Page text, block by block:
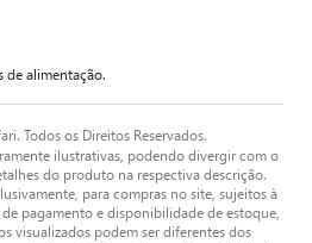
de alimentação.
Todos os Direitos Reservados.
ilustrativas, podendo divergir com o
do produto na respectiva descrição.
para compras no site, sujeitos à
pagamento e disponibilidade de estoque,
visualizados podem ser diferentes dos